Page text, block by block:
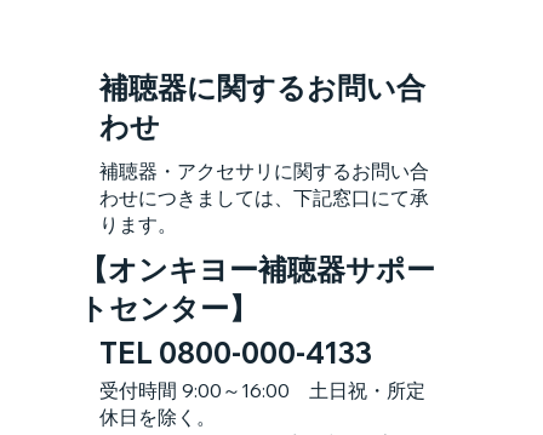
補聴器に関するお問い合
わせ
補聴器・アクセサリに関するお問い合
わせにつきましては、下記窓口にて承
ります。
【オンキヨー補聴器サポー
トセンター】
TEL 0800-000-4133
受付時間 9:00～16:00 土日祝・所定
休日を除く。